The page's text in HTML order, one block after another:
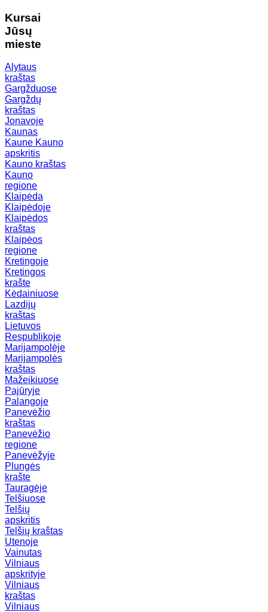
Kursai
Jūsų
mieste
Alytaus
kraštas
Gargžduose
Gargždų
kraštas
Jonavoje
Kaunas
Kaune Kauno
apskritis
Kauno kraštas
Kauno
regione
Klaipėda
Klaipėdoje
Klaipėdos
kraštas
Klaipėos
regione
Kretingoje
Kretingos
krašte
Kėdainiuose
Lazdijų
kraštas
Lietuvos
Respublikoje
Marijampolėje
Marijampolės
kraštas
Mažeikiuose
Pajūryje
Palangoje
Panevėžio
kraštas
Panevėžio
regione
Panevėžyje
Plungės
krašte
Tauragėje
Telšiuose
Telšių
apskritis
Telšių kraštas
Utenoje
Vainutas
Vilniaus
apskrityje
Vilniaus
kraštas
Vilniaus